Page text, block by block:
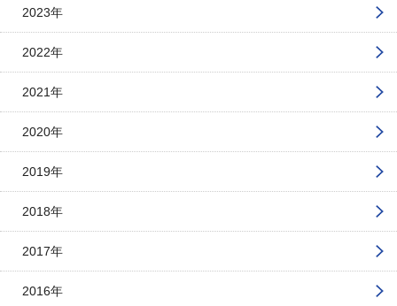
2023年
2022年
2021年
2020年
2019年
2018年
2017年
2016年